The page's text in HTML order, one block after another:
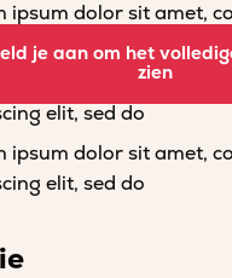
ipsum dolor sit amet,
elit, sed do
ipsum dolor sit amet,
elit, sed do
ipsum dolor sit amet,
elit, sed do
je aan om het
zien